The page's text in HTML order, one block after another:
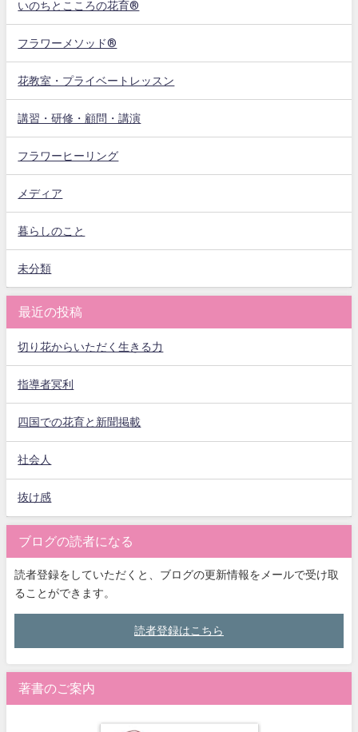
いのちとこころの花育®
フラワーメソッド®
花教室・プライベートレッスン
講習・研修・顧問・講演
フラワーヒーリング
メディア
暮らしのこと
未分類
最近の投稿
切り花からいただく生きる力
指導者冥利
四国での花育と新聞掲載
社会人
抜け感
ブログの読者になる
読者登録をしていただくと、ブログの更新情報をメールで受け取
ることができます。
読者登録はこちら
著書のご案内